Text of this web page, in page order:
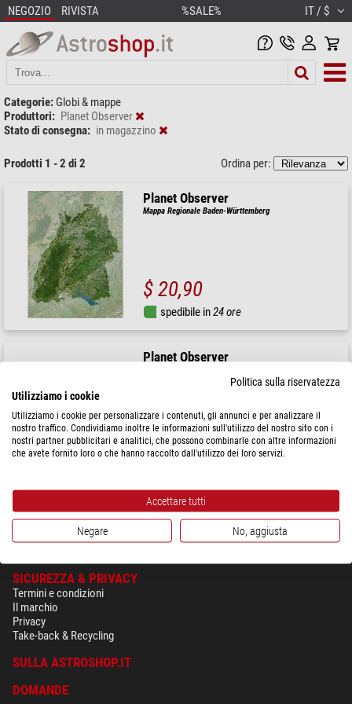
NEGOZIO RIVISTA %SALE% IT / $
Categorie: Globi & mappe
Produttori: Planet Observer
Stato di consegna: in magazzino
Prodotti 1 - 2 di 2 Ordina per:
Planet Observer
Mappa Regionale Baden-Württemberg
$ 20,90
spedibile in24 ore
Planet Observer
$ 20,90
SICUREZZA & PRIVACY
Termini e condizioni
Il marchio
Privacy
Take-back & Recycling
SULLA ASTROSHOP.IT
DOMANDE
Politica sulla riservatezza
Utilizziamo i cookie
Utilizziamo i cookie per personalizzare i contenuti, gli annunci e per analizzare il
nostro traffico. Condividiamo inoltre le informazioni sull'utilizzo del nostro sito con i
nostri partner pubblicitari e analitici, che possono combinarle con altre informazioni
che avete fornito loro o che hanno raccolto dall'utilizzo dei loro servizi.
Accettare tutti
Negare No, aggiusta